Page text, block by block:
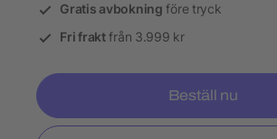
Gratis avbokning före tryck
Fri fraktfrån 3.999 kr
Beställ nu